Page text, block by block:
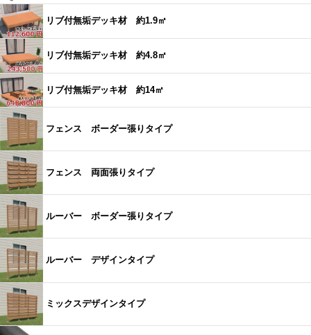
リブ付無垢デッキ材 約1.9㎡
リブ付無垢デッキ材 約4.8㎡
リブ付無垢デッキ材 約14㎡
フェンス ボーダー張りタイプ
フェンス 両面張りタイプ
ルーバー ボーダー張りタイプ
ルーバー デザインタイプ
ミックスデザインタイプ